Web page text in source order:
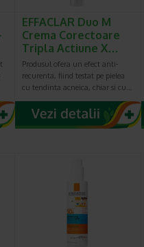
EFFACLAR Duo M
Crema Corectoare
Tripla Actiune X…
Produsul ofera un efect anti-
recurenta, fiind testat pe pielea
cu tendinta acneica, chiar si cu…